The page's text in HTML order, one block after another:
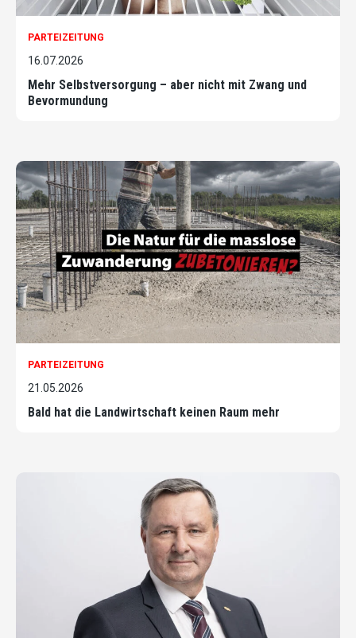
PARTEIZEITUNG
16.07.2026
Mehr Selbstversorgung – aber nicht mit Zwang und
Bevormundung
PARTEIZEITUNG
21.05.2026
Bald hat die Landwirtschaft keinen Raum mehr